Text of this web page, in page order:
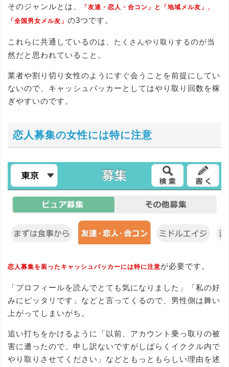
そのジャンルとは、
「友達・恋人・合コン」と「地域メル友」、
「全国男女メル友」 の3つです。
これらに共通しているのは、 たくさんやり取りするのが当
然だと思われていること。
業者や割り切り女性のようにすぐ会うことを前提にしてい
ないので、キャッシュバッカーとしてはやり取り回数を稼
ぎやすいのです。
恋人募集の女性には特に注意
恋人募集を装ったキャッシュバッカーには特に注意が必要です。
「プロフィールを読んでとても気になりました」「私の好
みにピッタリです」などと言ってくるので、男性側は舞い
上がってしまいがち。
追い打ちをかけるように「以前、アカウント乗っ取りの被
害に遭ったので、申し訳ないですがしばらくイククル内で
やり取りさせてください」などともっともらしい理由を述